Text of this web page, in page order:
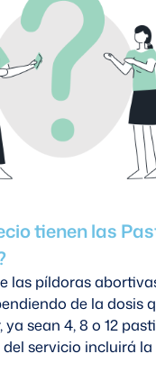
tienen las
las píldoras
de la dosis
sean 4, 8 o 12
servicio incluirá